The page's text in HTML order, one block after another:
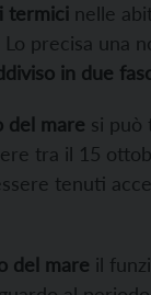
termici nelle
precisa una
in due
del mare si può
tra il 15
tenuti
del mare il